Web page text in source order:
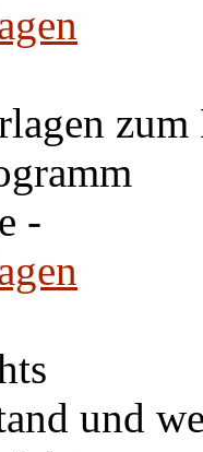
zum
-
und